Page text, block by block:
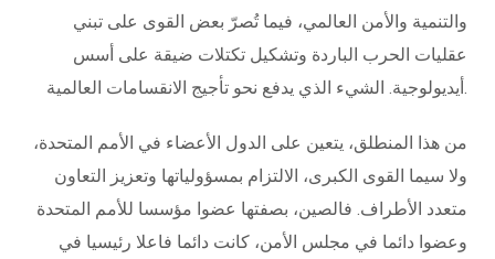
والتنمية والأمن العالمي، فيما تُصرّ بعض القوى على تبني
عقليات الحرب الباردة وتشكيل تكتلات ضيقة على أسس
أيديولوجية. الشيء الذي يدفع نحو تأجيج الانقسامات العالمية.
من هذا المنطلق، يتعين على الدول الأعضاء في الأمم المتحدة،
ولا سيما القوى الكبرى، الالتزام بمسؤولياتها وتعزيز التعاون
متعدد الأطراف. فالصين، بصفتها عضوا مؤسسا للأمم المتحدة
وعضوا دائما في مجلس الأمن، كانت دائما فاعلا رئيسيا في